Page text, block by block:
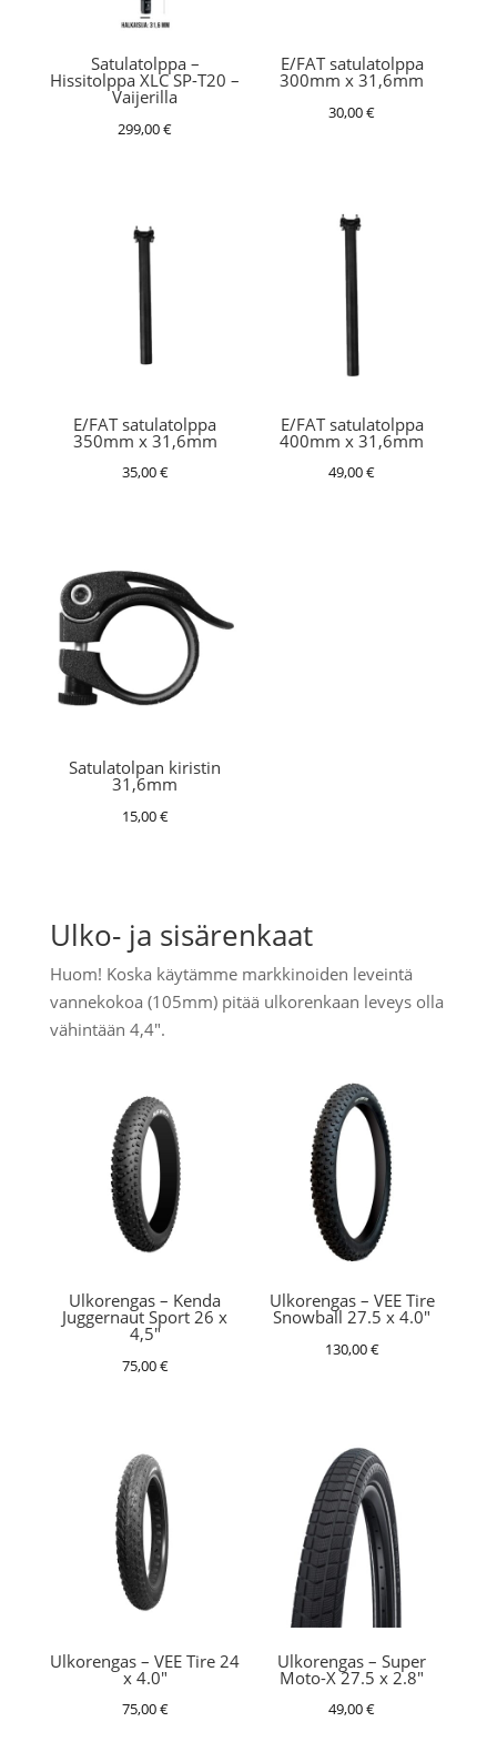
Satulatolppa –
Hissitolppa XLC SP-T20 –
Vaijerilla
299,00€
E/FAT satulatolppa
300mm x 31,6mm
30,00€
E/FAT satulatolppa
350mm x 31,6mm
35,00€
E/FAT satulatolppa
400mm x 31,6mm
49,00€
Satulatolpan kiristin
31,6mm
15,00€
Ulko- ja sisärenkaat
Huom! Koska käytämme markkinoiden leveintä
vannekokoa (105mm) pitää ulkorenkaan leveys olla
vähintään 4,4".
Ulkorengas – Kenda
Juggernaut Sport 26 x
4,5″
75,00€
Ulkorengas – VEE Tire
Snowball 27.5 x 4.0″
130,00€
Ulkorengas – VEE Tire 24
x 4.0″
75,00€
Ulkorengas – Super
Moto-X 27.5 x 2.8″
49,00€